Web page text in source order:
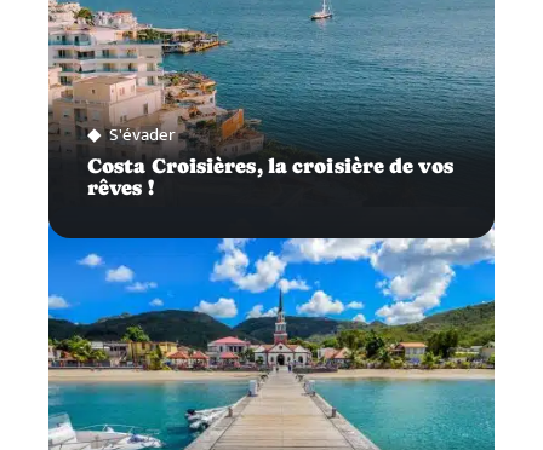
S'évader
Costa Croisières, la croisière de vos
rêves !